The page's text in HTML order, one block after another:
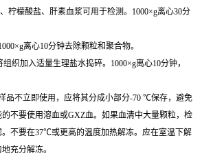
柠檬酸盐、肝素血浆可用于检测。1000×g离心30分
离心10分钟去除颗粒和聚合物。
织加入适量生理盐水捣碎。1000×g离心10分钟，
品不立即使用，应将其分成小部分-70 ℃保存，避免
不要使用溶血或GXZ血。如果血清中大量颗粒，检
不要在37℃或更高的温度加热解冻。应在室温下解
充分解冻。